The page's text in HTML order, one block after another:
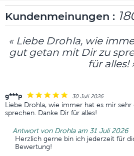
Kundenmeinungen :
« Liebe Drohla, wie
gut getan mit Dir zu
für alles!
g***p 30 Juli 2026
Liebe Drohla, wie immer hat es mir
sprechen. Danke Dir für alles!
Antwort von Drohla am 31 Juli 2026
Herzlich gerne bin ich jederzeit für
Bewertung!